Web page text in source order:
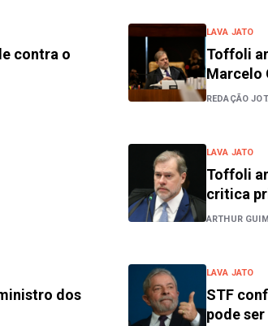
contra o
LAVA JATO
Toffoli
Marcelo
REDAÇÃO
LAVA JATO
Toffoli
critica
ARTHUR
dos
LAVA JATO
STF
pode